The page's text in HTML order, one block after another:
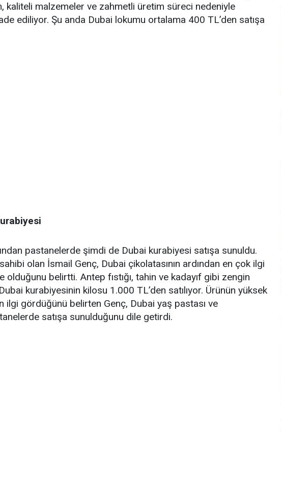
kaliteli malzemeler ve zahmetli üretim süreci nedeniyle
ediliyor. Şu anda Dubai lokumu ortalama 400 TL’den satışa
pastanelerde şimdi de Dubai kurabiyesi satışa sunuldu.
olan İsmail Genç, Dubai çikolatasının ardından en çok ilgi
olduğunu belirtti. Antep fıstığı, tahin ve kadayıf gibi zengin
kurabiyesinin kilosu 1.000 TL’den satılıyor. Ürünün yüksek
ilgi gördüğünü belirten Genç, Dubai yaş pastası ve
satışa sunulduğunu dile getirdi.